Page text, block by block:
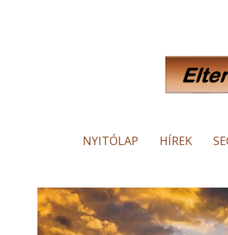
NYITÓLAP HÍREK